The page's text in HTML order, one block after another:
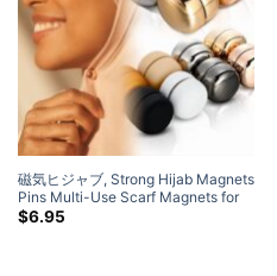
磁気ヒジャブ, Strong Hijab Magnets
Pins Multi-Use Scarf Magnets for
Women Girls Kids Scarf Magnets for
$6.95